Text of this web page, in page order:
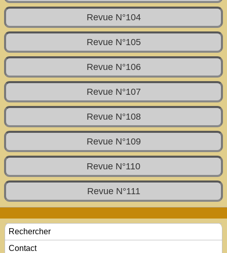
Revue N°104
Revue N°105
Revue N°106
Revue N°107
Revue N°108
Revue N°109
Revue N°110
Revue N°111
Rechercher
Contact